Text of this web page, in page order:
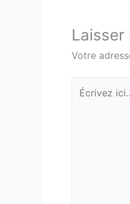
Laisser
Votre
Écrivez
ici…